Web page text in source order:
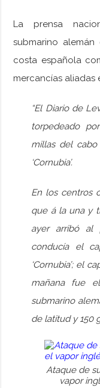
La prensa
submarino
costa española
mercancías aliadas
“El Diario de
torpedeado
millas del
‘Cornubia’.
En los centros
que á la una y
ayer arribó al
conducía el
‘Cornubia’; el
mañana fue
submarino
de latitud y 150
Ataque de
vapor